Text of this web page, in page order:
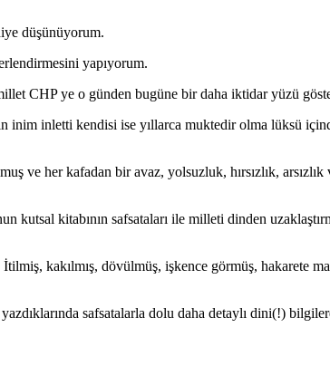
düşünüyorum.
yapıyorum.
CHP ye o günden bugüne bir daha iktidar yüzü
inim inletti kendisi ise yıllarca muktedir olma lüksü
ve her kafadan bir avaz, yolsuzluk, hırsızlık, arsızlık
kitabının safsataları ile milleti dinden
kakılmış, dövülmüş, işkence görmüş, hakarete
safsatalarla dolu daha detaylı dini(!)